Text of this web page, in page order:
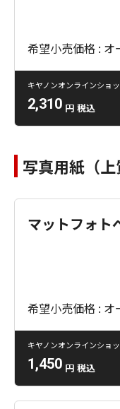
希望小売価格 : オ
キヤノンオンラインショ
2,310 円 税込
写真用紙（上
マットフォト
希望小売価格 : オ
キヤノンオンラインショ
1,450 円 税込